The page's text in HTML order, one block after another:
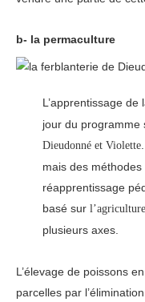
b- la permaculture
L’apprentissage de
jour du programme
Dieudonné et Violette
mais des
réapprentissage
basé sur
plusieurs axes.
L’élevage de poissons
parcelles par